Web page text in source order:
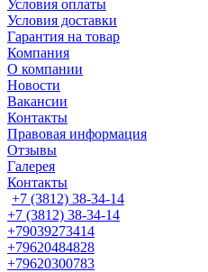
Условия оплаты
Условия доставки
Гарантия на товар
Компания
О компании
Новости
Вакансии
Контакты
Правовая информация
Отзывы
Галерея
Контакты
+7 (3812) 38-34-14
+7 (3812) 38-34-14
+79039273414
+79620484828
+79620300783